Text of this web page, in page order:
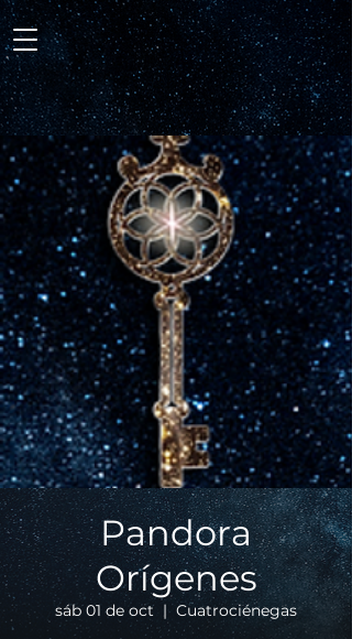
Pandora
Orígenes
sáb 01 de oct
  |
Cuatrociénegas